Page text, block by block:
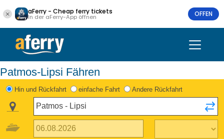
aFerry - Cheap ferry tickets
In der aFerry-App öffnen OFFEN
Patmos-Lipsi Fähren
Hin und Rückfahrt einfache Fahrt Andere Rückfahrt